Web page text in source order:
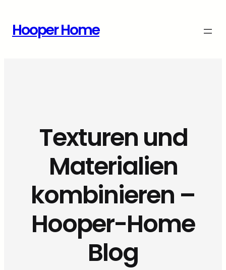
Inhalt
springen
Hooper Home
Texturen und
Materialien
kombinieren –
Hooper-Home
Blog